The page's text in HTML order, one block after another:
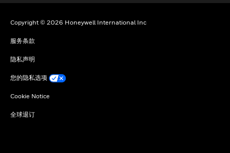
Copyright © 2026 Honeywell International Inc
服务条款
隐私声明
您的隐私选项
Cookie Notice
全球退订